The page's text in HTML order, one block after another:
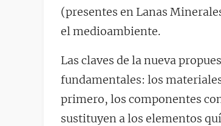
(presentes en Lanas
el medioambiente.
Las claves de la nueva
fundamentales: los
primero, los componentes
sustituyen a los elementos